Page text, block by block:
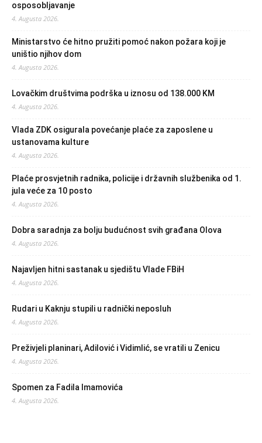
osposobljavanje
4. Augusta 2026.
Ministarstvo će hitno pružiti pomoć nakon požara koji je
uništio njihov dom
4. Augusta 2026.
Lovačkim društvima podrška u iznosu od 138.000 KM
4. Augusta 2026.
Vlada ZDK osigurala povećanje plaće za zaposlene u
ustanovama kulture
4. Augusta 2026.
Plaće prosvjetnih radnika, policije i državnih službenika od 1.
jula veće za 10 posto
4. Augusta 2026.
Dobra saradnja za bolju budućnost svih građana Olova
4. Augusta 2026.
Najavljen hitni sastanak u sjedištu Vlade FBiH
4. Augusta 2026.
Rudari u Kaknju stupili u radnički neposluh
4. Augusta 2026.
Preživjeli planinari, Adilović i Vidimlić, se vratili u Zenicu
4. Augusta 2026.
Spomen za Fadila Imamovića
4. Augusta 2026.